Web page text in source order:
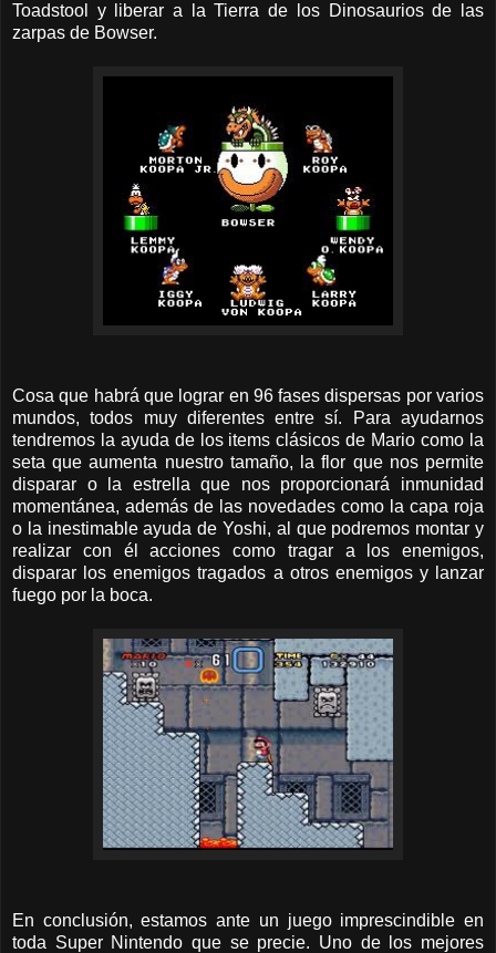
Toadstool y liberar a la Tierra de los Dinosaurios de las
zarpas de Bowser.
Cosa que habrá que lograr en 96 fases dispersas por varios
mundos, todos muy diferentes entre sí. Para ayudarnos
tendremos la ayuda de los items clásicos de Mario como la
seta que aumenta nuestro tamaño, la flor que nos permite
disparar o la estrella que nos proporcionará inmunidad
momentánea, además de las novedades como la capa roja
o la inestimable ayuda de Yoshi, al que podremos montar y
realizar con él acciones como tragar a los enemigos,
disparar los enemigos tragados a otros enemigos y lanzar
fuego por la boca.
En conclusión, estamos ante un juego imprescindible en
toda Super Nintendo que se precie. Uno de los mejores